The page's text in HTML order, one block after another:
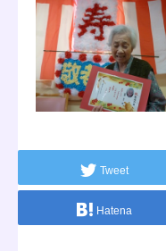
Tweet
Hatena